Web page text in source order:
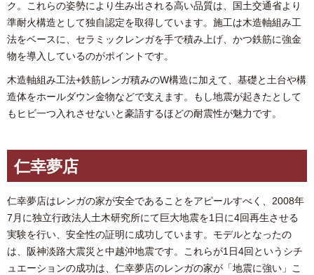
ク。これらの姿勢により生み出される高い品質は、国土交通省より
準耐火構造として独自認定を取得しています。施工は木造軸組み工
法をベースに、セラミックレンガを手で積み上げ、かつ鉄筋に強金
物を導入しているのがポイントです。
木造軸組み工法+鉄筋レンガ積みのW構造に加えて、基礎と土台や構
造体をホールダウン金物などで支えます。もし地震が起きたとして
もヒビ一つ入れさせないと豪語するほどの耐震性が魅力です。
仁幸夢店
仁幸夢店はレンガの家が安全であることをアピールすべく、2008年
7月に独立行政法人土木研究所にて巨大地震を1日に4回再生させる
実験を行い、安全性の証明に成功しています。モデルとなったの
は、阪神淡路大震災と中越沖地震です。これらが1日4回というシチ
ュエーションの成功は、仁幸夢店のレンガの家が「地震に強い」こ